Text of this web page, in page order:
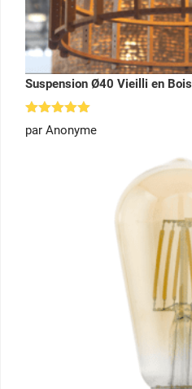
Suspension Ø40 Vieilli en Bois
Note
sur 5
par Anonyme